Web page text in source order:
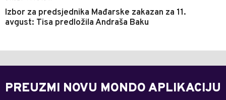
Izbor za predsjednika Mađarske zakazan za 11.
avgust: Tisa predložila Andraša Baku
PREUZMI NOVU MONDO APLIKACIJU